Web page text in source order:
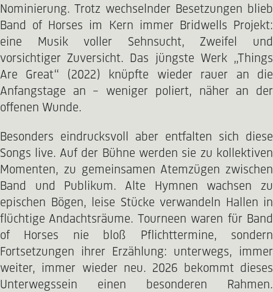
Nominierung. Trotz wechselnder Besetzungen blieb
Band of Horses im Kern immer Bridwells Projekt:
eine Musik voller Sehnsucht, Zweifel und
vorsichtiger Zuversicht. Das jüngste Werk „Things
Are Great“ (2022) knüpfte wieder rauer an die
Anfangstage an – weniger poliert, näher an der
offenen Wunde.
Besonders eindrucksvoll aber entfalten sich diese
Songs live. Auf der Bühne werden sie zu kollektiven
Momenten, zu gemeinsamen Atemzügen zwischen
Band und Publikum. Alte Hymnen wachsen zu
epischen Bögen, leise Stücke verwandeln Hallen in
flüchtige Andachtsräume. Tourneen waren für Band
of Horses nie bloß Pflichttermine, sondern
Fortsetzungen ihrer Erzählung: unterwegs, immer
weiter, immer wieder neu. 2026 bekommt dieses
Unterwegssein einen besonderen Rahmen.